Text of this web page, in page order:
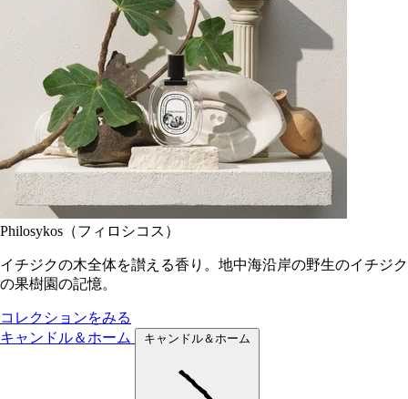
Philosykos（フィロシコス）
イチジクの木全体を讃える香り。地中海沿岸の野生のイチジク
の果樹園の記憶。
コレクションをみる
キャンドル＆ホーム
キャンドル＆ホーム